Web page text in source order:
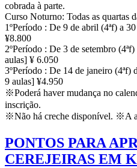
cobrada à parte.
Curso Noturno: Todas as quartas
1ºPeríodo : De 9 de abril (4ªf) a
¥8.800
2ºPeríodo : De 3 de setembro
aulas] ¥ 6.050
3ºPeríodo : De 14 de janeiro (4ªf)
9 aulas] ¥4.950
※Poderá haver mudança no
inscrição.
※Não há creche disponível. ※A
PONTOS PARA
CEREJEIRAS EM